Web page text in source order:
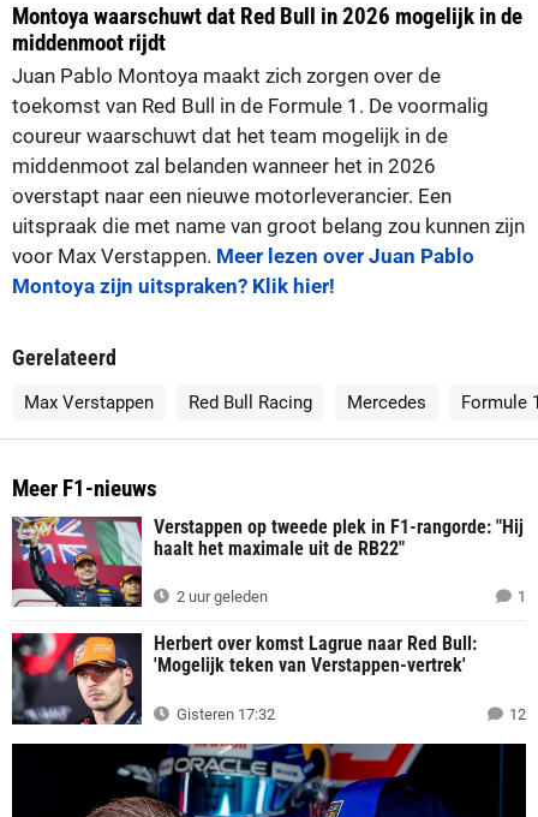
Montoya waarschuwt dat Red Bull in 2026 mogelijk in de
middenmoot rijdt
Juan Pablo Montoya maakt zich zorgen over de
toekomst van Red Bull in de Formule 1. De voormalig
coureur waarschuwt dat het team mogelijk in de
middenmoot zal belanden wanneer het in 2026
overstapt naar een nieuwe motorleverancier. Een
uitspraak die met name van groot belang zou kunnen zijn
voor Max Verstappen. Meer lezen over Juan Pablo
Montoya zijn uitspraken? Klik hier!
Gerelateerd
Max Verstappen Red Bull Racing Mercedes Formule
Meer F1-nieuws
Verstappen op tweede plek in F1-rangorde: "Hij
haalt het maximale uit de RB22"
2 uur geleden 1
Herbert over komst Lagrue naar Red Bull:
'Mogelijk teken van Verstappen-vertrek'
Gisteren 17:32 12